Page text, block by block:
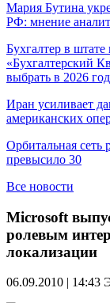
Мария Бутина
РФ: мнение
Бухгалтер в штате
«Бухгалтерский
выбрать в 2026
Иран усиливает
американских
Орбитальная сеть
превысило 30
Все новости
Microsoft
ролевым
локализации
06.09.2010 | 14:43